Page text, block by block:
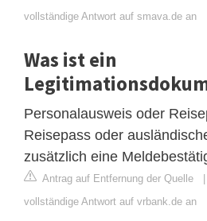
vollständige Antwort auf smava.de an
Was ist ein
Personalausweis oder
Reisepass oder
zusätzlich eine
Antrag auf Entfernung der Quelle
vollständige Antwort auf vrbank.de an